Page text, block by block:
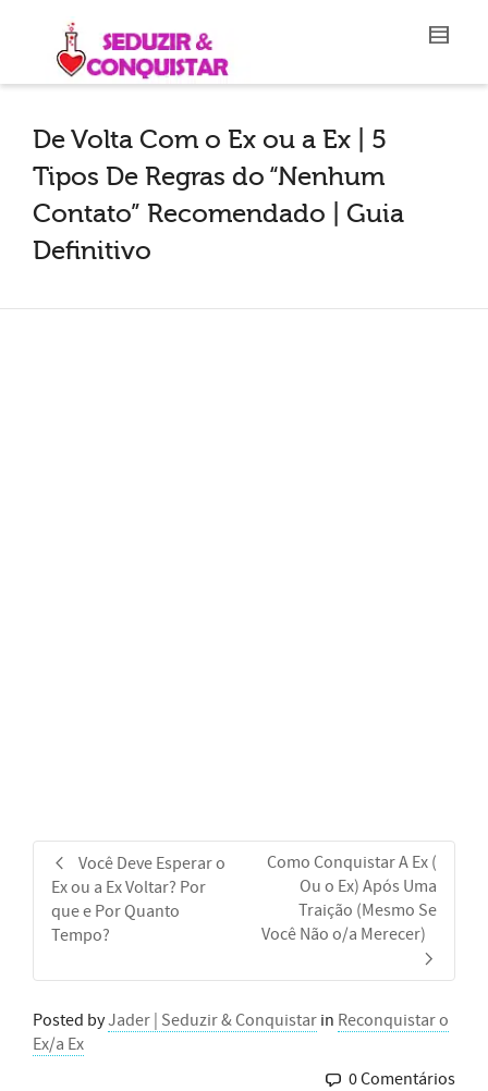
De Volta Com o Ex ou a Ex | 5
Tipos De Regras do “Nenhum
Contato” Recomendado | Guia
Definitivo
Você Deve Esperar o
Ex ou a Ex Voltar? Por
que e Por Quanto
Tempo?
Como Conquistar A Ex (
Ou o Ex) Após Uma
Traição (Mesmo Se
Você Não o/a Merecer)
Posted byJader | Seduzir & Conquistar in Reconquistar o
Ex/a Ex
0 Comentários